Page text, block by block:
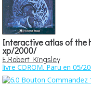
Interactive atlas of the
xp/2000/
E.Robert Kingsley
livre CDROM. Paru en 05/